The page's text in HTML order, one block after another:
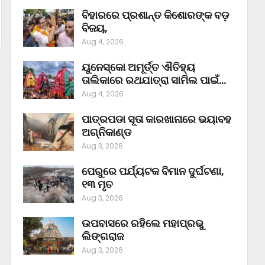
ବିହାରରେ ପ୍ରଶାନ୍ତ କିଶୋରଙ୍କ ବଡ଼
ବିଜୟ,
Aug 4, 2026
ୟୁନେସ୍କୋ ଅମୂର୍ତ୍ତ ଐତିହ୍ୟ
ତାଲିକାରେ ରଥଯାତ୍ରା ସାମିଲ ପାଇଁ…
Aug 4, 2026
ପାତ୍ରପଡା ସୂତା କାରଖାନାରେ ଭୟାବହ
ଅଗ୍ନିକାଣ୍ଡ
Aug 3, 2026
ପେରୁରେ ପର୍ଯ୍ୟଟକ ବିମାନ ଦୁର୍ଘଟଣା,
୧୩ ମୃତ
Aug 3, 2026
ଉପବାସରେ ରହିଲେ ମହାପ୍ରଭୁ
ଲିଙ୍ଗରାଜ
Aug 3, 2026